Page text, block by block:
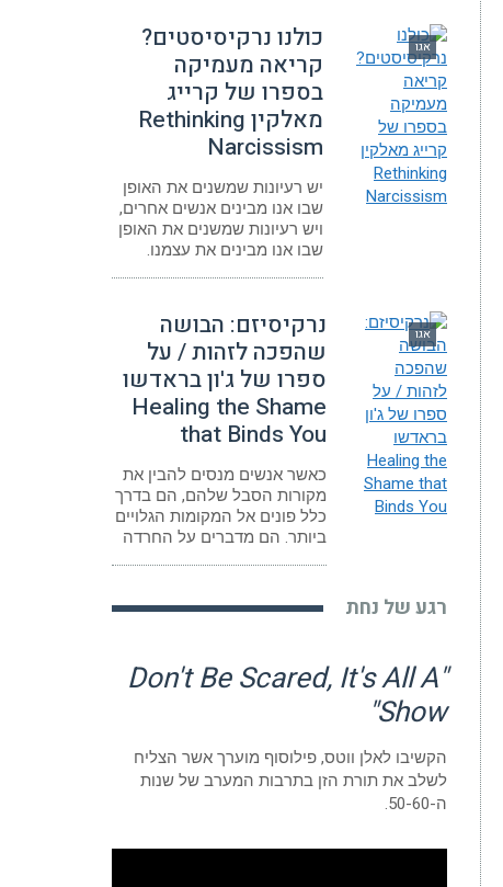
אגו
כולנו נרקיסיסטים?
קריאה מעמיקה
בספרו של קרייג
מאלקין Rethinking
Narcissism
יש רעיונות שמשנים את האופן
שבו אנו מבינים אנשים אחרים,
ויש רעיונות שמשנים את האופן
שבו אנו מבינים את עצמנו.
אגו
נרקיסיזם: הבושה
שהפכה לזהות / על
ספרו של ג'ון בראדשו
Healing the Shame
that Binds You
כאשר אנשים מנסים להבין את
מקורות הסבל שלהם, הם בדרך
כלל פונים אל המקומות הגלויים
ביותר. הם מדברים על החרדה
רגע של נחת
"Don't Be Scared, It's All A
Show"
הקשיבו לאלן ווטס, פילוסוף מוערך אשר הצליח
לשלב את תורת הזן בתרבות המערב של שנות
ה-50-60.